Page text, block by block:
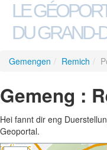
LE
DU GRAND-
Gemengen / Remich /
Gemeng :
Hei fannt dir eng
Geoportal.